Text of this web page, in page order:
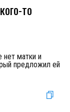
то
нет матки и
предложил ей